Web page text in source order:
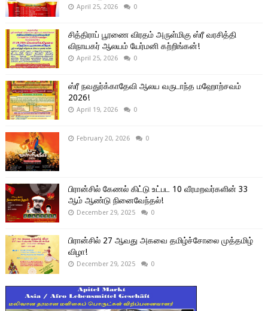
April 25, 2026 0
சித்திராப் பூரணை விரதம் அருள்மிகு ஸ்ரீ வரசித்தி
விநாயகர் ஆலயம் யேர்மனி கற்றிங்கன்!
April 25, 2026 0
ஸ்ரீ நவதுர்க்காதேவி ஆலய வருடாந்த மஹோற்சவம்
2026!
April 19, 2026 0
February 20, 2026 0
பிரான்சில் கேணல் கிட்டு உட்பட 10 வீரமறவர்களின் 33
ஆம் ஆண்டு நினைவேந்தல்!
December 29, 2025 0
பிரான்சில் 27 ஆவது அகவை தமிழ்ச்சோலை முத்தமிழ்
விழா!
December 29, 2025 0